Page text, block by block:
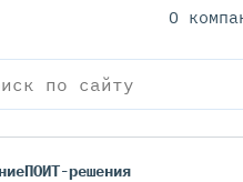
О
ПОИТ-решения